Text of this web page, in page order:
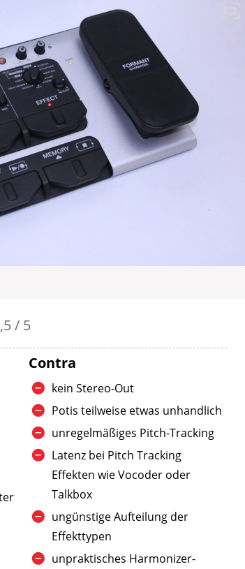
/ 5
Contra
kein Stereo-Out
Potis teilweise etwas unhandlich
unregelmäßiges Pitch-Tracking
Latenz bei Pitch Tracking
Effekten wie Vocoder oder
Talkbox
ungünstige Aufteilung der
Effekttypen
unpraktisches Harmonizer-